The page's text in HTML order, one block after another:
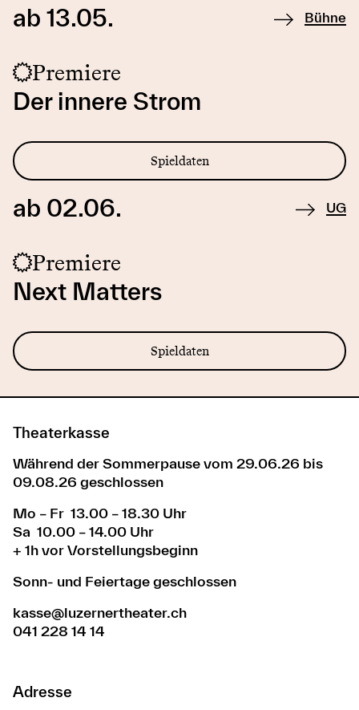
ab 13.05. Bühne
Premiere
Der innere Strom
Spieldaten
ab 02.06. UG
Premiere
Next Matters
Spieldaten
Theaterkasse
Während der Sommerpause vom 29.06.26 bis
09.08.26 geschlossen
Mo – Fr 13.00 – 18.30 Uhr
Sa 10.00 – 14.00 Uhr
+ 1h vor Vorstellungsbeginn
Sonn- und Feiertage geschlossen
kasse@luzernertheater.ch
041 228 14 14
Adresse